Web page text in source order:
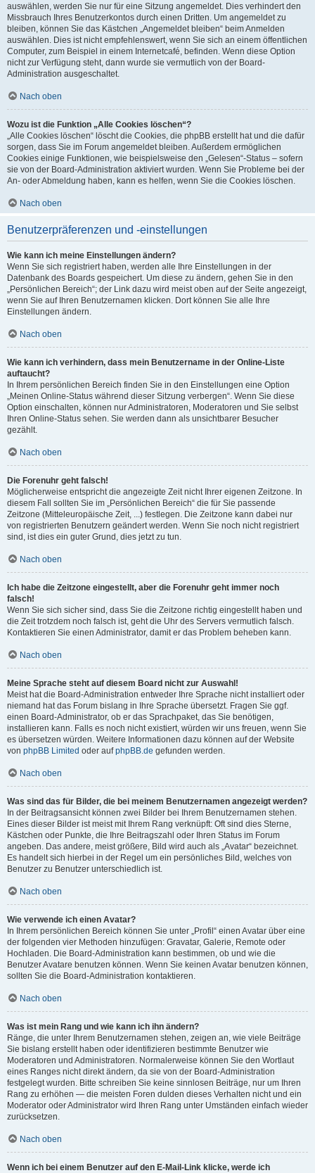
auswählen, werden Sie nur für eine Sitzung angemeldet. Dies verhindert den
Missbrauch Ihres Benutzerkontos durch einen Dritten. Um angemeldet zu
bleiben, können Sie das Kästchen „Angemeldet bleiben“ beim Anmelden
auswählen. Dies ist nicht empfehlenswert, wenn Sie sich an einem öffentlichen
Computer, zum Beispiel in einem Internetcafé, befinden. Wenn diese Option
nicht zur Verfügung steht, dann wurde sie vermutlich von der Board-
Administration ausgeschaltet.
Nach oben
Wozu ist die Funktion „Alle Cookies löschen“?
„Alle Cookies löschen“ löscht die Cookies, die phpBB erstellt hat und die dafür
sorgen, dass Sie im Forum angemeldet bleiben. Außerdem ermöglichen
Cookies einige Funktionen, wie beispielsweise den „Gelesen“-Status – sofern
sie von der Board-Administration aktiviert wurden. Wenn Sie Probleme bei der
An- oder Abmeldung haben, kann es helfen, wenn Sie die Cookies löschen.
Nach oben
Benutzerpräferenzen und -einstellungen
Wie kann ich meine Einstellungen ändern?
Wenn Sie sich registriert haben, werden alle Ihre Einstellungen in der
Datenbank des Boards gespeichert. Um diese zu ändern, gehen Sie in den
„Persönlichen Bereich“; der Link dazu wird meist oben auf der Seite angezeigt,
wenn Sie auf Ihren Benutzernamen klicken. Dort können Sie alle Ihre
Einstellungen ändern.
Nach oben
Wie kann ich verhindern, dass mein Benutzername in der Online-Liste
auftaucht?
In Ihrem persönlichen Bereich finden Sie in den Einstellungen eine Option
„Meinen Online-Status während dieser Sitzung verbergen“. Wenn Sie diese
Option einschalten, können nur Administratoren, Moderatoren und Sie selbst
Ihren Online-Status sehen. Sie werden dann als unsichtbarer Besucher
gezählt.
Nach oben
Die Forenuhr geht falsch!
Möglicherweise entspricht die angezeigte Zeit nicht Ihrer eigenen Zeitzone. In
diesem Fall sollten Sie im „Persönlichen Bereich“ die für Sie passende
Zeitzone (Mitteleuropäische Zeit, ...) festlegen. Die Zeitzone kann dabei nur
von registrierten Benutzern geändert werden. Wenn Sie noch nicht registriert
sind, ist dies ein guter Grund, dies jetzt zu tun.
Nach oben
Ich habe die Zeitzone eingestellt, aber die Forenuhr geht immer noch
falsch!
Wenn Sie sich sicher sind, dass Sie die Zeitzone richtig eingestellt haben und
die Zeit trotzdem noch falsch ist, geht die Uhr des Servers vermutlich falsch.
Kontaktieren Sie einen Administrator, damit er das Problem beheben kann.
Nach oben
Meine Sprache steht auf diesem Board nicht zur Auswahl!
Meist hat die Board-Administration entweder Ihre Sprache nicht installiert oder
niemand hat das Forum bislang in Ihre Sprache übersetzt. Fragen Sie ggf.
einen Board-Administrator, ob er das Sprachpaket, das Sie benötigen,
installieren kann. Falls es noch nicht existiert, würden wir uns freuen, wenn Sie
es übersetzen würden. Weitere Informationen dazu können auf der Website
von phpBB Limited oder aufphpBB.de gefunden werden.
Nach oben
Was sind das für Bilder, die bei meinem Benutzernamen angezeigt werden?
In der Beitragsansicht können zwei Bilder bei Ihrem Benutzernamen stehen.
Eines dieser Bilder ist meist mit Ihrem Rang verknüpft: Oft sind dies Sterne,
Kästchen oder Punkte, die Ihre Beitragszahl oder Ihren Status im Forum
angeben. Das andere, meist größere, Bild wird auch als „Avatar“ bezeichnet.
Es handelt sich hierbei in der Regel um ein persönliches Bild, welches von
Benutzer zu Benutzer unterschiedlich ist.
Nach oben
Wie verwende ich einen Avatar?
In Ihrem persönlichen Bereich können Sie unter „Profil“ einen Avatar über eine
der folgenden vier Methoden hinzufügen: Gravatar, Galerie, Remote oder
Hochladen. Die Board-Administration kann bestimmen, ob und wie die
Benutzer Avatare benutzen können. Wenn Sie keinen Avatar benutzen können,
sollten Sie die Board-Administration kontaktieren.
Nach oben
Was ist mein Rang und wie kann ich ihn ändern?
Ränge, die unter Ihrem Benutzernamen stehen, zeigen an, wie viele Beiträge
Sie bislang erstellt haben oder identifizieren bestimmte Benutzer wie
Moderatoren und Administratoren. Normalerweise können Sie den Wortlaut
eines Ranges nicht direkt ändern, da sie von der Board-Administration
festgelegt wurden. Bitte schreiben Sie keine sinnlosen Beiträge, nur um Ihren
Rang zu erhöhen — die meisten Foren dulden dieses Verhalten nicht und ein
Moderator oder Administrator wird Ihren Rang unter Umständen einfach wieder
zurücksetzen.
Nach oben
Wenn ich bei einem Benutzer auf den E-Mail-Link klicke, werde ich